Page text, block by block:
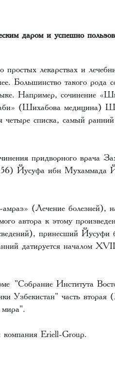
даром и успешно
лекарствах и
Большинство такого рода
Например, сочинение
(Шихабова медицина)
списка, самый
придворного врача
Йусуфа ибн Мухаммада
(Лечение болезней),
автора к этому
принесший Йусуфи
датируется началом
"Собрание Института
Узбекистан" часть
мира".
компания Eriell-Group.